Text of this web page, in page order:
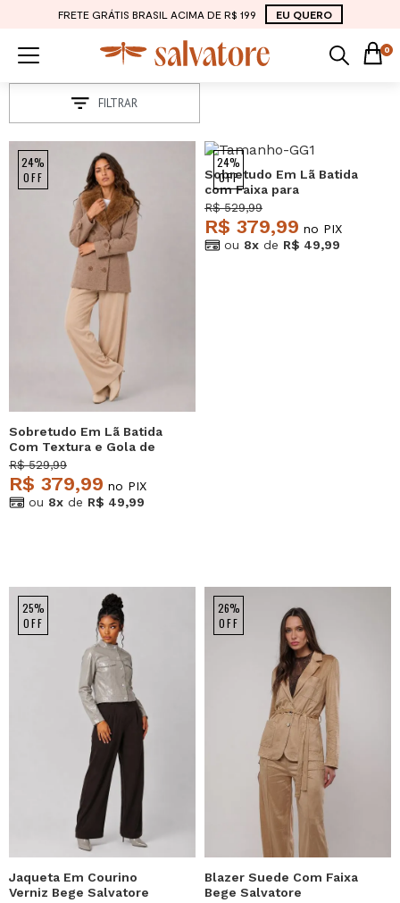
FRETE GRÁTIS BRASIL ACIMA DE R$ 199 EU QUERO
0
FILTRAR
24%
OFF
Sobretudo Em Lã Batida
Com Textura e Gola de
Pelo Removível Bege
Salvatore
R$ 529,99
R$ 379,99 no PIX
ou 8x de R$ 49,99
24%
OFF
Sobretudo Em Lã Batida
com Faixa para
Amarração Bege
Salvatore
R$ 529,99
R$ 379,99 no PIX
ou 8x de R$ 49,99
25%
OFF
Jaqueta Em Courino
Verniz Bege Salvatore
26%
OFF
Blazer Suede Com Faixa
Bege Salvatore